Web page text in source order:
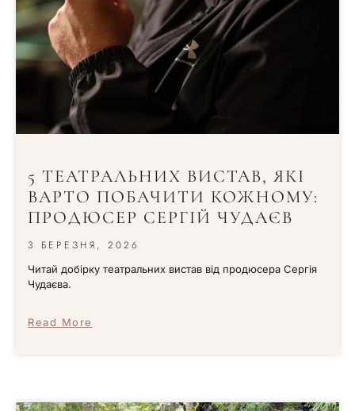
5 ТЕАТРАЛЬНИХ ВИСТАВ, ЯКІ
ВАРТО ПОБАЧИТИ КОЖНОМУ:
ПРОДЮСЕР СЕРГІЙ ЧУДАЄВ
3 БЕРЕЗНЯ, 2026
Читай добірку театральних вистав від продюсера Сергія
Чудаєва.
Read More